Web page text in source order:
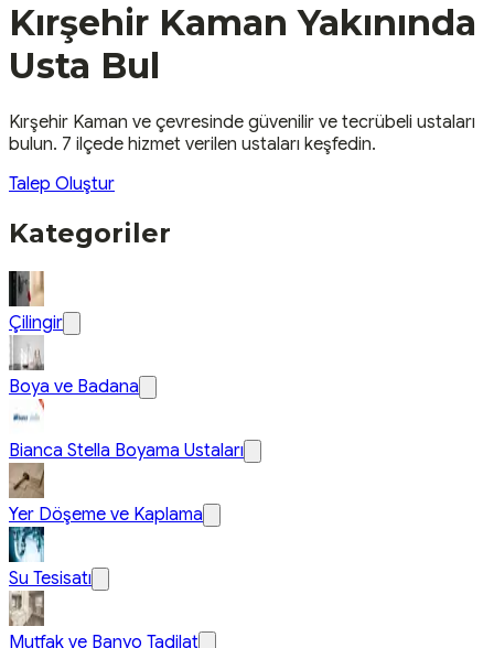
Kırşehir Kaman Yakınında
Usta Bul
Kırşehir Kaman ve çevresinde güvenilir ve tecrübeli ustaları
bulun. 7 ilçede hizmet verilen ustaları keşfedin.
Talep Oluştur
Kategoriler
Çilingir
Boya ve Badana
Bianca Stella Boyama Ustaları
Yer Döşeme ve Kaplama
Su Tesisatı
Mutfak ve Banyo Tadilat